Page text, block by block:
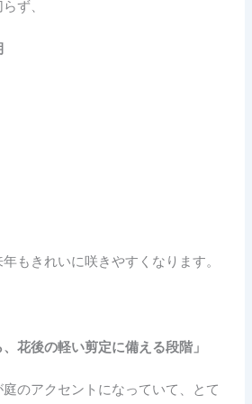
ず、
もきれいに咲きやすくなります。
、花後の軽い剪定に備える段階」
のアクセントになっていて、とて